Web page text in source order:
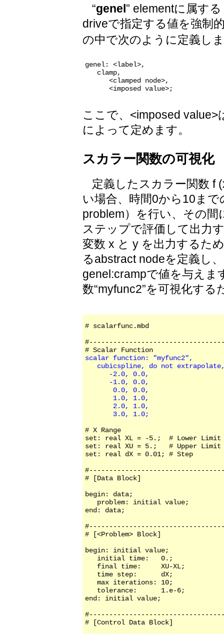
“genel ” elementに属する
driveで指定する値を強制
の中で次のように定義し
genel: <label>,
   clamp,
      <clamped node>,
ここで、<imposed
によって定めます。
スカラー関数の可視化
定義したスカラー関数 f
い場合、時間0から10ま
problem）を行い、その間
ステップで評価して出力
変数 x と y を出力するた
るabstract nodeを定義し
genel:crampで値を与えま
数“myfunc2”を可視化す
# scalarfunc.mbd
scalar function: "myfunc2",
cubicspline, do not
      -2.0, 0.0,
      -1.0, 0.0,
       0.0, 0.0,
       1.0, 1.0,
       2.0, 1.0,
       3.0, 1.0;
# X Range
set: real XL = -5.;  # Lower Limit
set: real XU = 5.;   # Upper Limit
set: real dX = 0.01; # Step
# [Data Block]
begin: data;
   problem: initial value;
end: data;
# [<Problem> Block]
begin: initial value;
   initial time:   0.;
   final time:     XU-XL;
   time step:      dX;
   max iterations: 10;
   tolerance:      1.e-6;
end: initial value;
# [Control Data Block]